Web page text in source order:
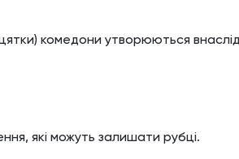
цятки) комедони утворюються
які можуть залишати рубці.